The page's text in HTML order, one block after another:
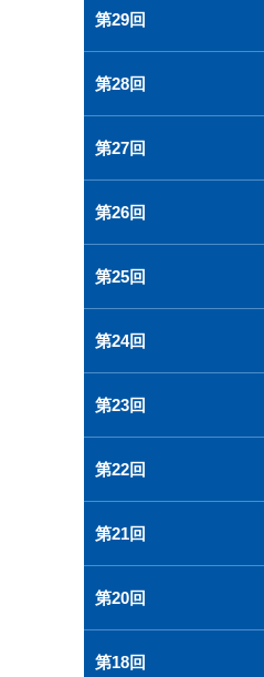
第29回
第28回
第27回
第26回
第25回
第24回
第23回
第22回
第21回
第20回
第18回